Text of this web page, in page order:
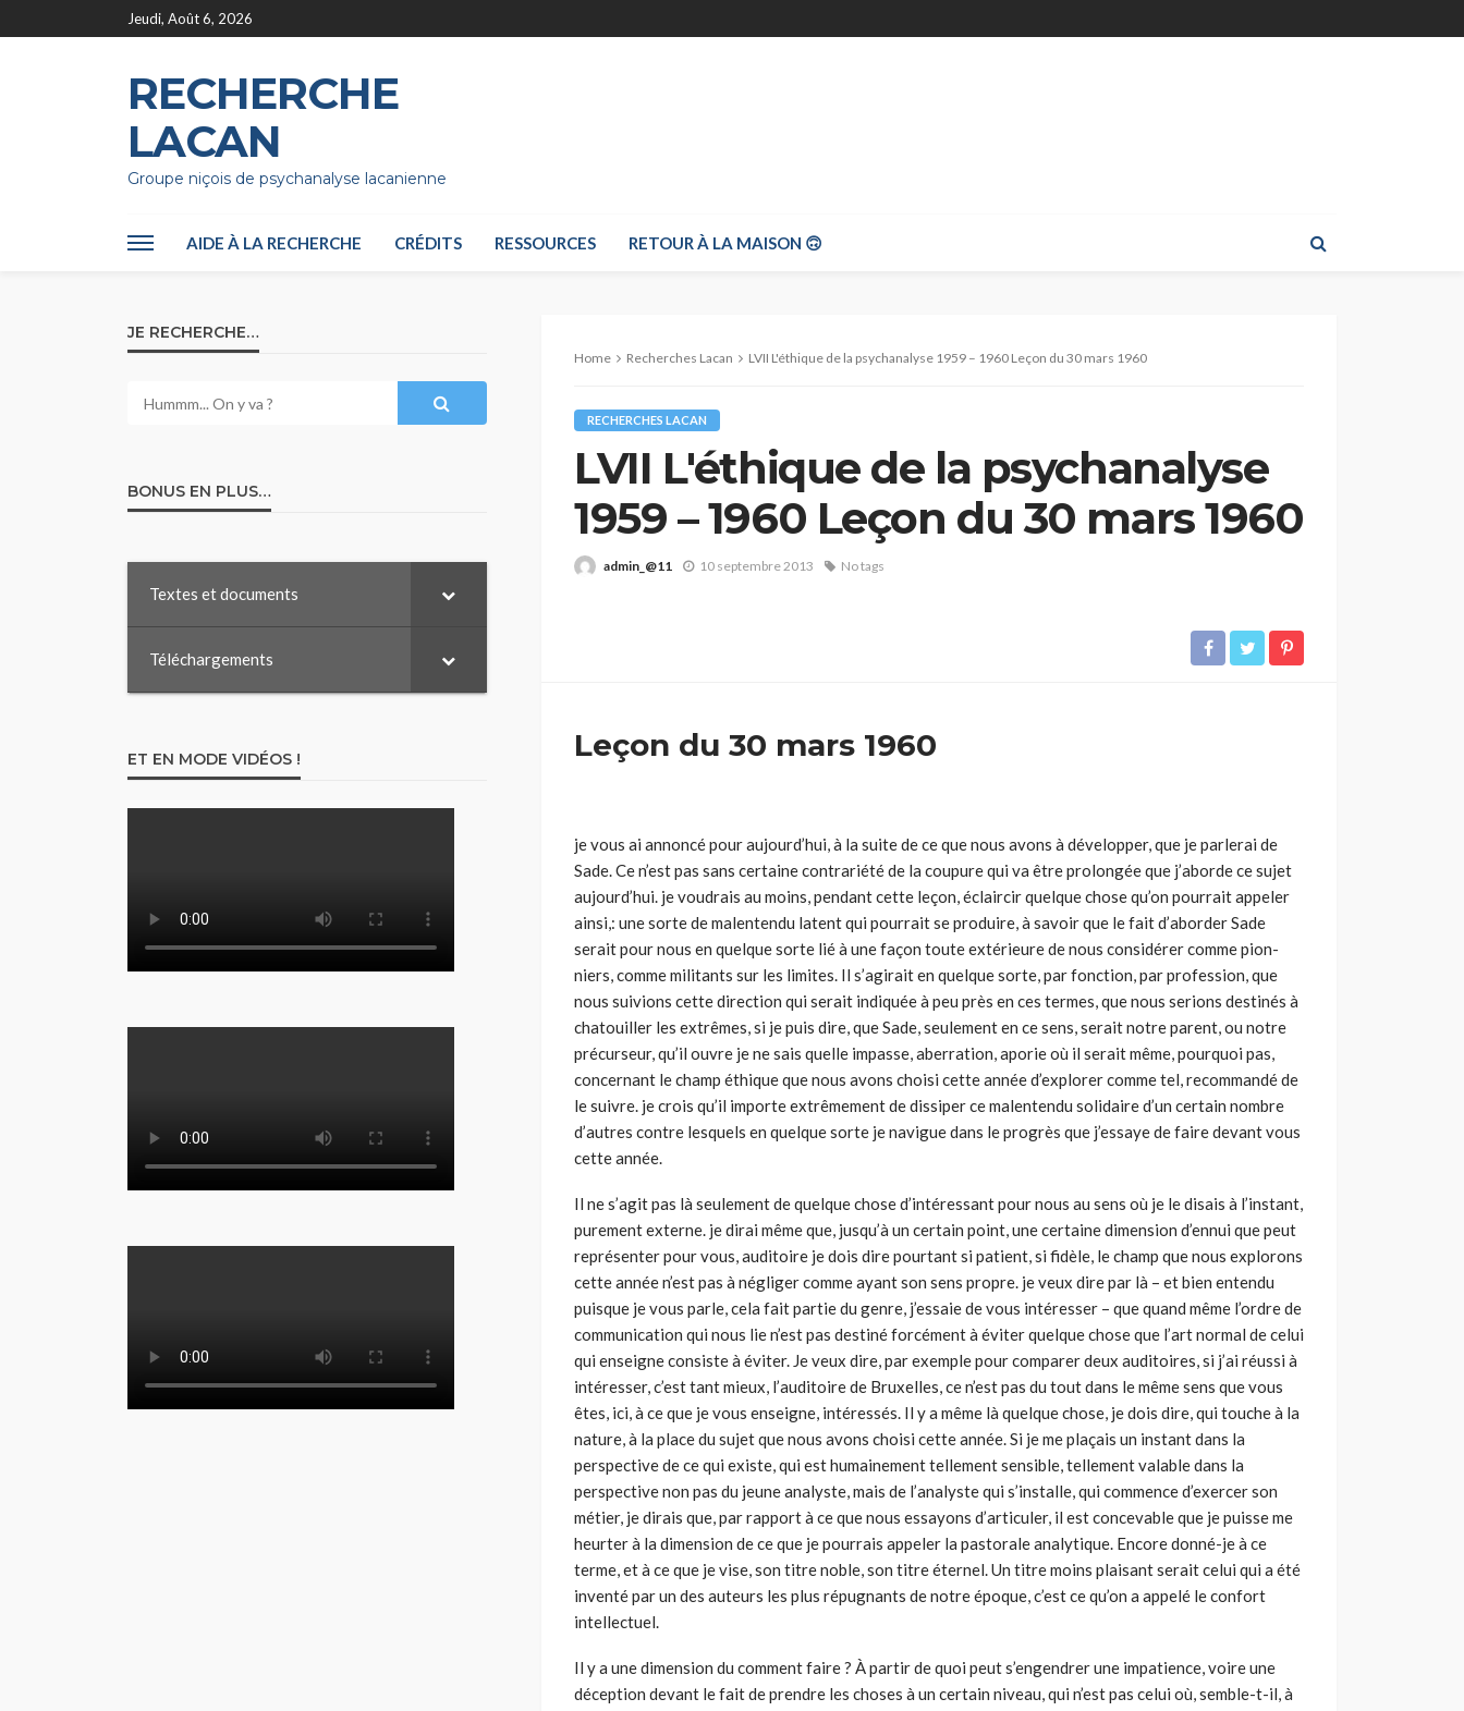
Jeudi, Août 6, 2026
RECHERCHE
LACAN
Groupe niçois de psychanalyse lacanienne
AIDE À LA RECHERCHE CRÉDITS RESSOURCES RETOUR À LA MAISON 🙃
Home Recherches Lacan LVII L'éthique de la psychanalyse 1959 – 1960 Leçon du 30 mars 1960
RECHERCHES LACAN
LVII L'éthique de la psychanalyse
1959 – 1960 Leçon du 30 mars 1960
admin_@11 10 septembre 2013 No tags
Leçon du 30 mars 1960
je vous ai annoncé pour aujourd’hui, à la suite de ce que nous avons à développer, que je parlerai de
Sade. Ce n’est pas sans certaine contrariété de la coupure qui va être prolongée que j’aborde ce sujet
aujourd’hui. je voudrais au moins, pendant cette leçon, éclaircir quelque chose qu’on pourrait appeler
ainsi,: une sorte de malentendu latent qui pourrait se produire, à savoir que le fait d’aborder Sade
serait pour nous en quelque sorte lié à une façon toute extérieure de nous considérer comme pion­
niers, comme militants sur les limites. Il s’agirait en quelque sorte, par fonction, par profession, que
nous suivions cette direction qui serait indi­quée à peu près en ces termes, que nous serions destinés à
chatouiller les extrêmes, si je puis dire, que Sade, seulement en ce sens, serait notre parent, ou notre
précurseur, qu’il ouvre je ne sais quelle impasse, aberra­tion, aporie où il serait même, pourquoi pas,
concernant le champ éthique que nous avons choisi cette année d’explorer comme tel, recommandé de
le suivre. je crois qu’il importe extrêmement de dissiper ce malentendu solidaire d’un certain nombre
d’autres contre lesquels en quelque sorte je navigue dans le progrès que j’essaye de faire devant vous
cette année.
Il ne s’agit pas là seulement de quelque chose d’intéressant pour nous au sens où je le disais à l’instant,
purement externe. je dirai même que, jus­qu’à un certain point, une certaine dimension d’ennui que peut
représen­ter pour vous, auditoire je dois dire pourtant si patient, si fidèle, le champ que nous explorons
cette année n’est pas à négliger comme ayant son sens propre. je veux dire par là – et bien entendu
puisque je vous parle, cela fait partie du genre, j’essaie de vous intéresser – que quand même l’ordre de
communication qui nous lie n’est pas destiné forcément à évi­ter quelque chose que l’art normal de celui
qui enseigne consiste à éviter. Je veux dire, par exemple pour comparer deux auditoires, si j’ai réussi à
intéresser, c’est tant mieux, l’auditoire de Bruxelles, ce n’est pas du tout dans le même sens que vous
êtes, ici, à ce que je vous enseigne, intéressés. Il y a même là quelque chose, je dois dire, qui touche à la
nature, à la place du sujet que nous avons choisi cette année. Si je me plaçais un ins­tant dans la
perspective de ce qui existe, qui est humainement tellement sensible, tellement valable dans la
perspective non pas du jeune analyste, mais de l’analyste qui s’installe, qui commence d’exercer son
métier, je dirais que, par rapport à ce que nous essayons d’articuler, il est concevable que je puisse me
heurter à la dimension de ce que je pourrais appeler la pastorale analytique. Encore donné-je à ce
terme, et à ce que je vise, son titre noble, son titre éternel. Un titre moins plaisant serait celui qui a été
inventé par un des auteurs les plus répugnants de notre époque, c’est ce qu’on a appelé le confort
intellectuel.
Il y a une dimension du comment faire ? À partir de quoi peut s’en­gendrer une impatience, voire une
déception devant le fait de prendre les choses à un certain niveau, qui n’est pas celui où, semble-t-il, à
JE RECHERCHE…
BONUS EN PLUS…
Textes et documents
Téléchargements
ET EN MODE VIDÉOS !